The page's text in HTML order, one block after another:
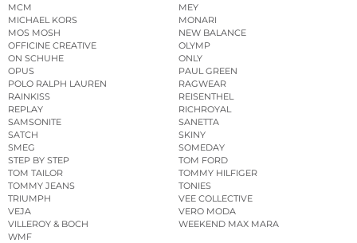
MCM
MEY
MICHAEL KORS
MONARI
MOS MOSH
NEW BALANCE
OFFICINE CREATIVE
OLYMP
ON SCHUHE
ONLY
OPUS
PAUL GREEN
POLO RALPH LAUREN
RAGWEAR
RAINKISS
REISENTHEL
REPLAY
RICHROYAL
SAMSONITE
SANETTA
SATCH
SKINY
SMEG
SOMEDAY
STEP BY STEP
TOM FORD
TOM TAILOR
TOMMY HILFIGER
TOMMY JEANS
TONIES
TRIUMPH
VEE COLLECTIVE
VEJA
VERO MODA
VILLEROY & BOCH
WEEKEND MAX MARA
WMF